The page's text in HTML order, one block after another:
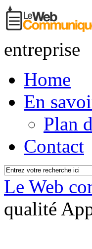
entreprise
Home
En
Plan
Contact
Le Web
qualité